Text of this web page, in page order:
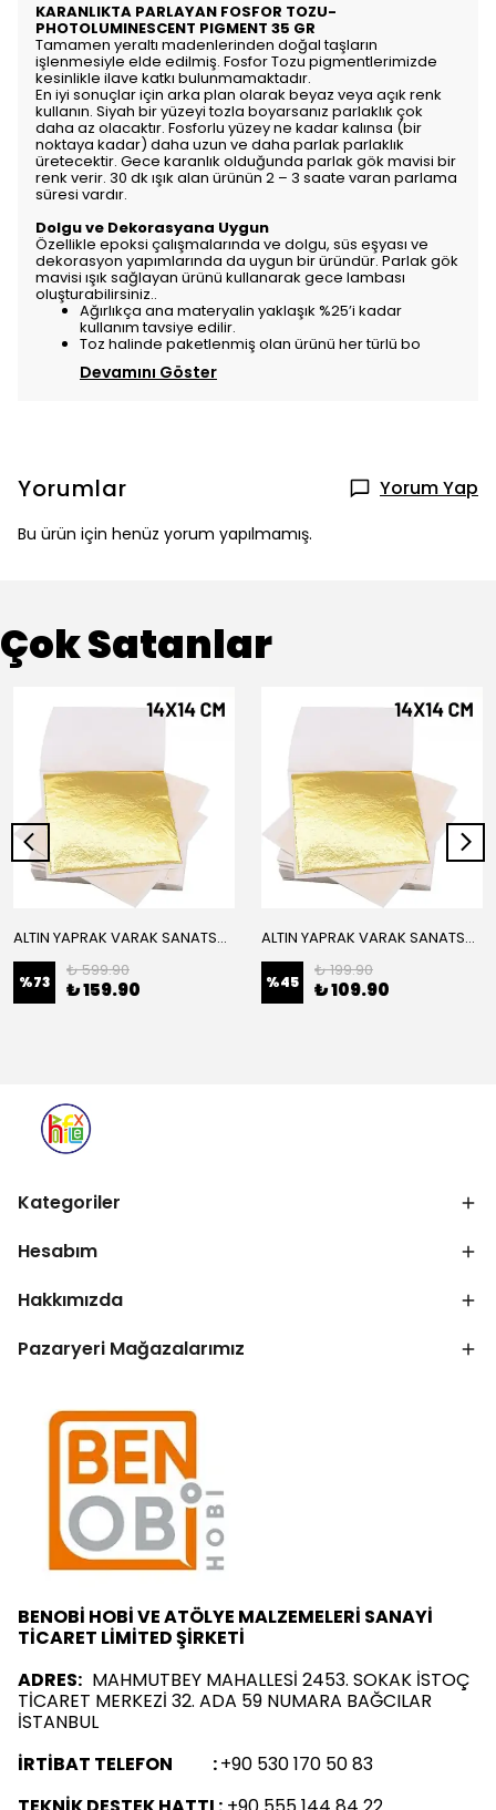
KARANLIKTA PARLAYAN FOSFOR TOZU-
PHOTOLUMINESCENT PIGMENT 35 GR
Tamamen yeraltı madenlerinden doğal taşların
işlenmesiyle elde edilmiş. Fosfor Tozu pigmentlerimizde
kesinlikle ilave katkı bulunmamaktadır.
En iyi sonuçlar için arka plan olarak beyaz veya açık renk
kullanın. Siyah bir yüzeyi tozla boyarsanız parlaklık çok
daha az olacaktır. Fosforlu yüzey ne kadar kalınsa (bir
noktaya kadar) daha uzun ve daha parlak parlaklık
üretecektir. Gece karanlık olduğunda parlak gök mavisi bir
renk verir. 30 dk ışık alan ürünün 2 – 3 saate varan parlama
süresi vardır.
Dolgu ve Dekorasyana Uygun
Özellikle epoksi çalışmalarında ve dolgu, süs eşyası ve
dekorasyon yapımlarında da uygun bir üründür. Parlak gök
mavisi ışık sağlayan ürünü kullanarak gece lambası
oluşturabilirsiniz..
Ağırlıkça ana materyalin yaklaşık %25’i kadar
kullanım tavsiye edilir.
Toz halinde paketlenmiş olan ürünü her türlü bo
Devamını Göster
Yorumlar Yorum Yap
Bu ürün için henüz yorum yapılmamış.
Çok Satanlar
ALTIN YAPRAK VARAK SANATSAL BÜYÜK BOY FOLYO EPOKSİ REÇİNE NAİL ART 16 ADET 14X14 CM ALTIN RENK
%73
₺ 599.90
₺ 159.90
ALTIN YAPRAK VARAK SANATSAL BÜYÜK BOY FOLYO EPOKSİ REÇİNE NAİL ART 8 ADET ALTIN RENK 14X14 CM
%45
₺ 199.90
₺ 109.90
Kategoriler
Hesabım
Hakkımızda
Pazaryeri Mağazalarımız
BENOBİ HOBİ VE ATÖLYE MALZEMELERİ SANAYİ
TİCARET LİMİTED ŞİRKETİ
ADRES: MAHMUTBEY MAHALLESİ 2453. SOKAK İSTOÇ
TİCARET MERKEZİ 32. ADA 59 NUMARA BAĞCILAR
İSTANBUL
İRTİBAT TELEFON :+90 530 170 50 83